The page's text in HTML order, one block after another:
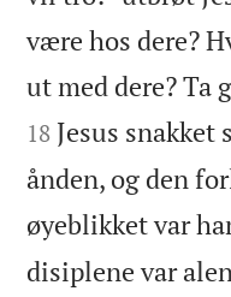
være hos dere?
ut med dere? Ta
18 Jesus
ånden, og den
øyeblikket var
disiplene var